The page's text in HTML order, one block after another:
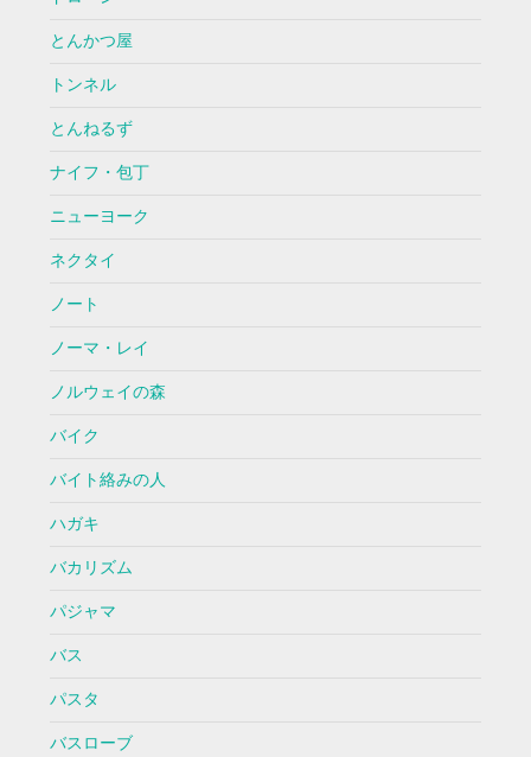
とんかつ屋
トンネル
とんねるず
ナイフ・包丁
ニューヨーク
ネクタイ
ノート
ノーマ・レイ
ノルウェイの森
バイク
バイト絡みの人
ハガキ
バカリズム
パジャマ
バス
パスタ
バスローブ